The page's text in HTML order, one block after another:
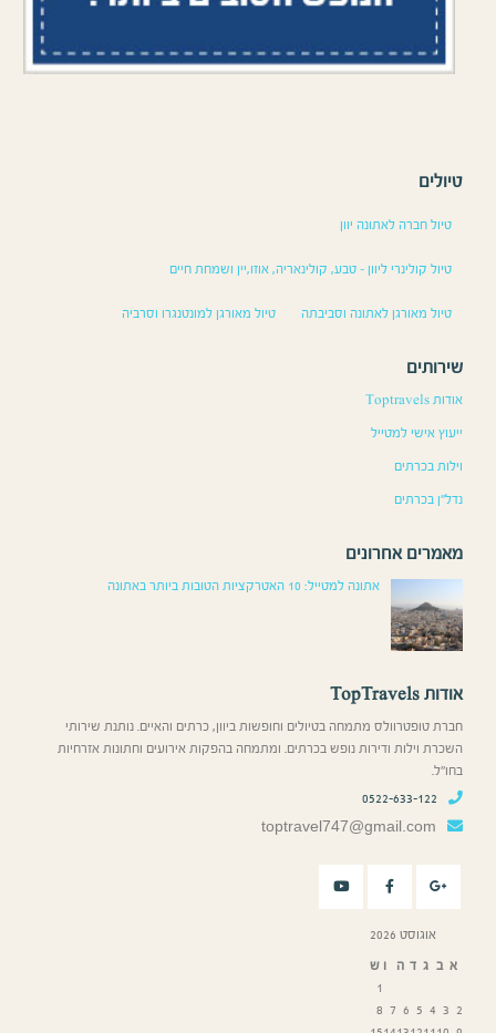
טיולים
טיול חברה לאתונה יוון
טיול קולינרי ליוון – טבע, קולינאריה, אוזו,יין ושמחת חיים
טיול מאורגן לאתונה וסביבתה טיול מאורגן למונטנגרו וסרביה
שירותים
אודות Toptravels
ייעוץ אישי למטייל
וילות בכרתים
נדל”ן בכרתים
מאמרים אחרונים
אתונה למטייל: 10 האטרקציות הטובות ביותר באתונה
אודות TopTravels
חברת טופטרוולס מתמחה בטיולים וחופשות ביוון, כרתים והאיים. נותנת שירותי
השכרת וילות ודירות נופש בכרתים. ומתמחה בהפקות אירועים וחתונות אזרחיות
בחו”ל.
0522-633-122
toptravel747@gmail.com
אוגוסט 2026
א ב ג ד ה ו ש
1
2
3
4
5
6
7
8